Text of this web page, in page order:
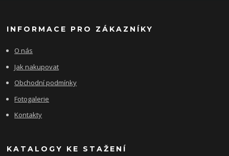
INFORMACE PRO ZÁKAZNÍKY
O nás
Jak nakupovat
Obchodní podmínky
Fotogalerie
Kontakty
KATALOGY KE STAŽENÍ